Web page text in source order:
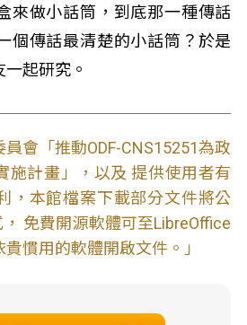
來做小話筒，到底那一種傳話
個傳話最清楚的小話筒？於是
起研究。
員會「推動ODF-CNS15251為政
施計畫」，以及 提供使用者有
，本館檔案下載部分文件將公
免費開源軟體可至LibreOffice
慣用的軟體開啟文件。」